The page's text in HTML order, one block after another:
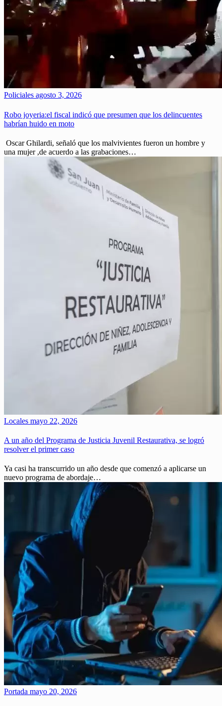
Policiales agosto 3, 2026
Robo joyeria:el fiscal indicó que presumen que los delincuentes
habrían huido en moto
Oscar Ghilardi, señaló que los malvivientes fueron un hombre y
una mujer ,de acuerdo a las grabaciones…
Locales mayo 22, 2026
A un año del Programa de Justicia Juvenil Restaurativa, se logró
resolver el primer caso
Ya casi ha transcurrido un año desde que comenzó a aplicarse un
nuevo programa de abordaje…
Portada mayo 20, 2026